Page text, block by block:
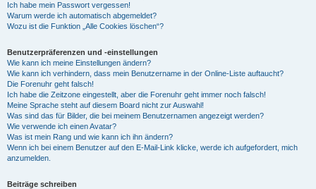
Ich habe mein Passwort vergessen!
Warum werde ich automatisch abgemeldet?
Wozu ist die Funktion „Alle Cookies löschen“?
Benutzerpräferenzen und -einstellungen
Wie kann ich meine Einstellungen ändern?
Wie kann ich verhindern, dass mein Benutzername in der Online-Liste auftaucht?
Die Forenuhr geht falsch!
Ich habe die Zeitzone eingestellt, aber die Forenuhr geht immer noch falsch!
Meine Sprache steht auf diesem Board nicht zur Auswahl!
Was sind das für Bilder, die bei meinem Benutzernamen angezeigt werden?
Wie verwende ich einen Avatar?
Was ist mein Rang und wie kann ich ihn ändern?
Wenn ich bei einem Benutzer auf den E-Mail-Link klicke, werde ich aufgefordert, mich
anzumelden.
Beiträge schreiben